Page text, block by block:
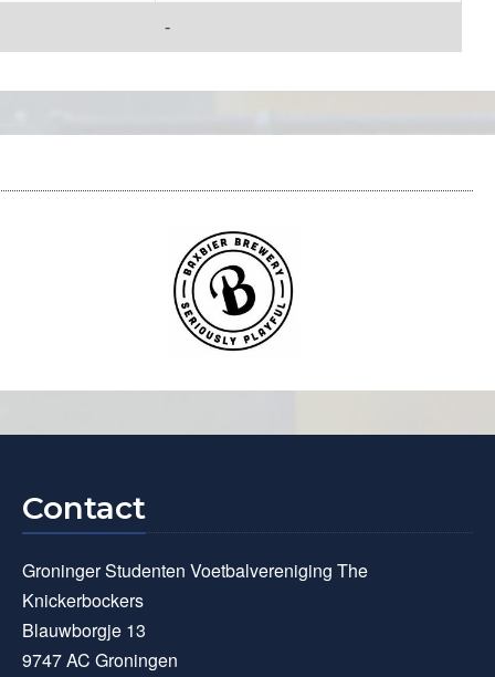
-
Contact
Groninger Studenten Voetbalvereniging The
Knickerbockers
Blauwborgje 13
9747 AC Groningen